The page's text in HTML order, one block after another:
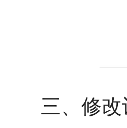
三、修改